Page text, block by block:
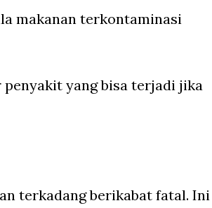
makanan terkontaminasi
penyakit yang bisa terjadi jika
terkadang berikabat fatal. Ini